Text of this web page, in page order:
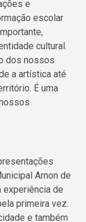
e
escolar
cultural.
dos nossos
a artística até
É uma
Arnon de
experiência de
primeira vez.
e também